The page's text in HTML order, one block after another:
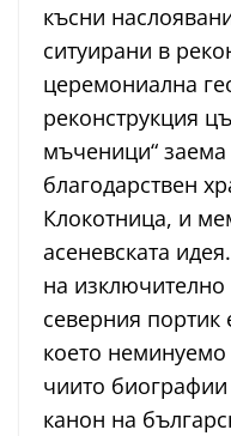
късни
ситуирани в
церемониална
реконструкция
мъченици“
благодарствен
Клокотница, и
асеневската
на
северния портик
което
чиито
канон на